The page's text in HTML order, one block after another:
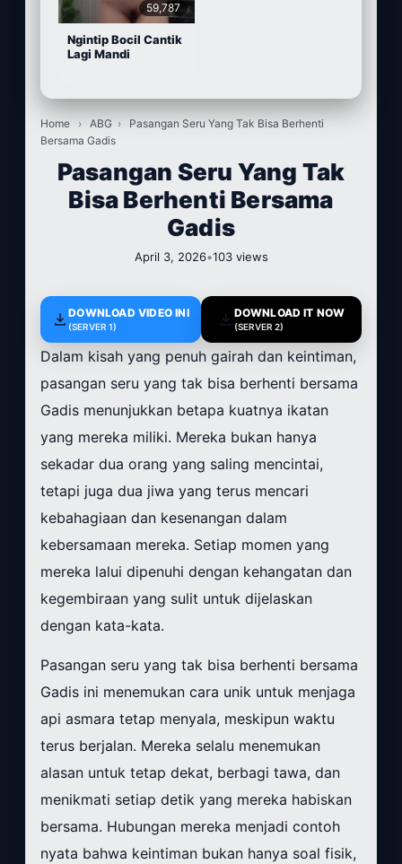
59,787
Ngintip Bocil Cantik
Lagi Mandi
Home › ABG ›
Pasangan Seru Yang Tak Bisa Berhenti
Bersama Gadis
Pasangan Seru Yang Tak
Bisa Berhenti Bersama
Gadis
April 3, 2026•103 views
DOWNLOAD VIDEO INI
(SERVER 1)
DOWNLOAD IT NOW
(SERVER 2)
Dalam kisah yang penuh gairah dan keintiman,
pasangan seru yang tak bisa berhenti bersama
Gadis menunjukkan betapa kuatnya ikatan
yang mereka miliki. Mereka bukan hanya
sekadar dua orang yang saling mencintai,
tetapi juga dua jiwa yang terus mencari
kebahagiaan dan kesenangan dalam
kebersamaan mereka. Setiap momen yang
mereka lalui dipenuhi dengan kehangatan dan
kegembiraan yang sulit untuk dijelaskan
dengan kata-kata.
Pasangan seru yang tak bisa berhenti bersama
Gadis ini menemukan cara unik untuk menjaga
api asmara tetap menyala, meskipun waktu
terus berjalan. Mereka selalu menemukan
alasan untuk tetap dekat, berbagi tawa, dan
menikmati setiap detik yang mereka habiskan
bersama. Hubungan mereka menjadi contoh
nyata bahwa keintiman bukan hanya soal fisik,